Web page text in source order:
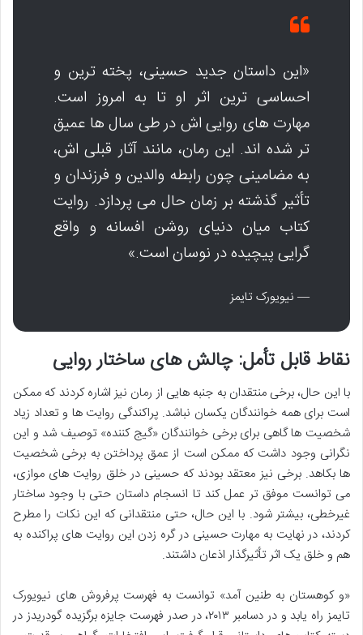
«این داستان جدید حسینی، پخته ترین و
احساسی ترین اثر او تا به امروز است.
مهارت های روایی اش در طی سال ها عمیق
تر شده اند. این رمان، مانند آثار قبلی اش،
به مضامینی چون رابطه والدین و فرزندان و
تأثیر گذشته بر زمان حال می پردازد. روایت
کتاب میان دنیای روشن افسانه و واقع
گرایی پیچیده در نوسان است.»
— نیویورک تایمز
نقاط قابل تأمل: چالش های ساختار روایی
با این حال، برخی منتقدان به جنبه هایی از رمان نیز اشاره کردند که ممکن
است برای همه خوانندگان یکسان نباشد. پراکندگی روایت ها و تعداد زیاد
شخصیت ها گاهی برای برخی خوانندگان «گیج کننده» توصیف شد و این
نگرانی وجود داشت که ممکن است از عمق پرداختن به برخی شخصیت
ها بکاهد. برخی نیز معتقد بودند که حسینی در خلق روایت های موازی،
می توانست موفق تر عمل کند تا انسجام داستان حتی با وجود ساختار
غیرخطی، بیشتر شود. با این حال، حتی منتقدانی که این نکات را مطرح
کردند، در نهایت به مهارت حسینی در گره زدن این روایت های پراکنده به
هم و خلق یک اثر تأثیرگذار اذعان داشتند.
«و کوهستان به طنین آمد» توانست به فهرست پرفروش های نیویورک
تایمز راه یابد و در دسامبر ۲۰۱۳، در صدر فهرست جایزه برگزیده گودریدز در